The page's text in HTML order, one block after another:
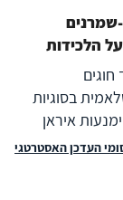
שמרנים
הלכידות
חוגים
בסוגיות
איראן
מתגובה לתקיפה הישראלית ב-26 באוקטובר 2024, לכישלונות
על הפרת
העדכן האסטרטגי